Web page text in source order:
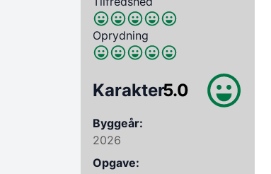
Oprydning
Karakter5.0
Byggeår:
2026
Opgave: